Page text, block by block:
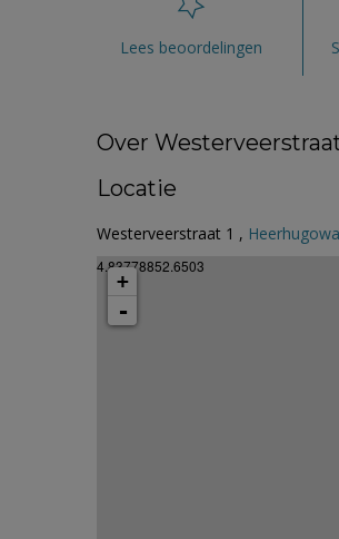
Lees beoordelingen
Over Westerveerstraat
Locatie
Westerveerstraat 1 ,
4.83778852.6503
+
-